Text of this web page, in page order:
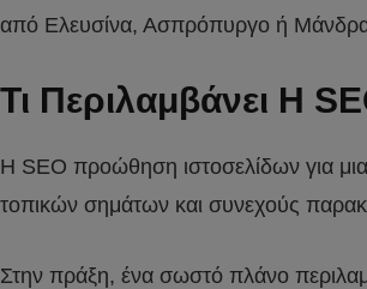
από Ελευσίνα, Ασπρόπυργο ή Μάνδρα,
Τι Περιλαμβάνει Η
Η SEO προώθηση ιστοσελίδων για μια
τοπικών σημάτων και συνεχούς
Στην πράξη, ένα σωστό πλάνο